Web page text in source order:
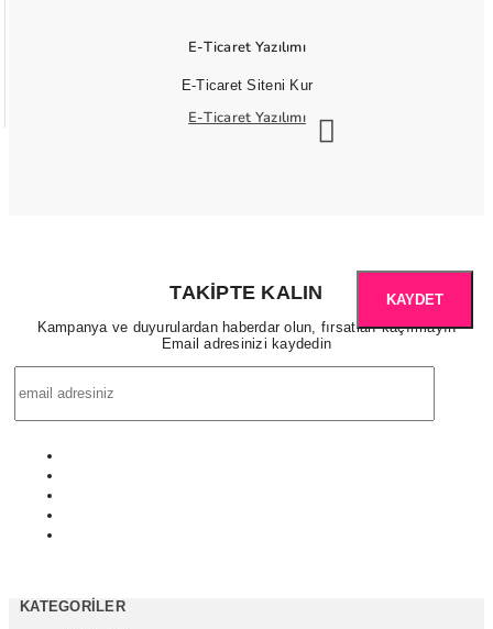
E-Ticaret Yazılımı
E-Ticaret Siteni Kur
E-Ticaret Yazılımı
TAKIPTE KALIN
Kampanya ve duyurulardan haberdar olun, fırsatları kaçırmayın
Email adresinizi kaydedin
KAYDET
KATEGORILER